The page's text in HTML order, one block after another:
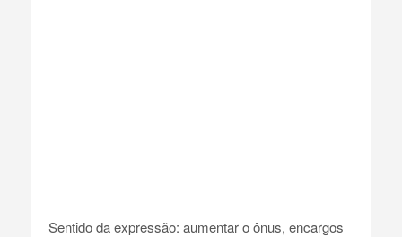
Sentido da expressão: aumentar o ônus, encargos